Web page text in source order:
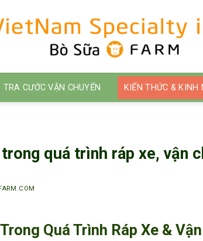
TRA CƯỚC VẬN CHUYỂN KIẾN THỨC & KINH
quá trình ráp xe, vận
Quá Trình Ráp Xe &